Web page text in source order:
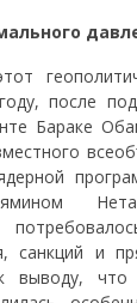
после
Бараке
санкций и
что